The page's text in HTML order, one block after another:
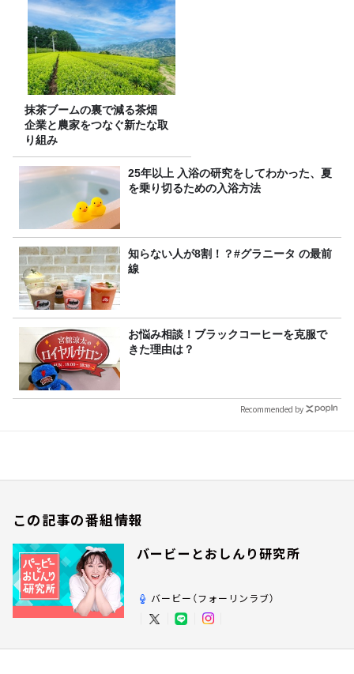
抹茶ブームの裏で減る茶畑
企業と農家をつなぐ新たな取
り組み
25年以上 入浴の研究をしてわかった、夏
を乗り切るための入浴方法
知らない人が8割！？#グラニータ の最前
線
お悩み相談！ブラックコーヒーを克服で
きた理由は？
Recommended by
この記事の番組情報
バービーとおしんり研究所
バービー（フォーリンラブ）